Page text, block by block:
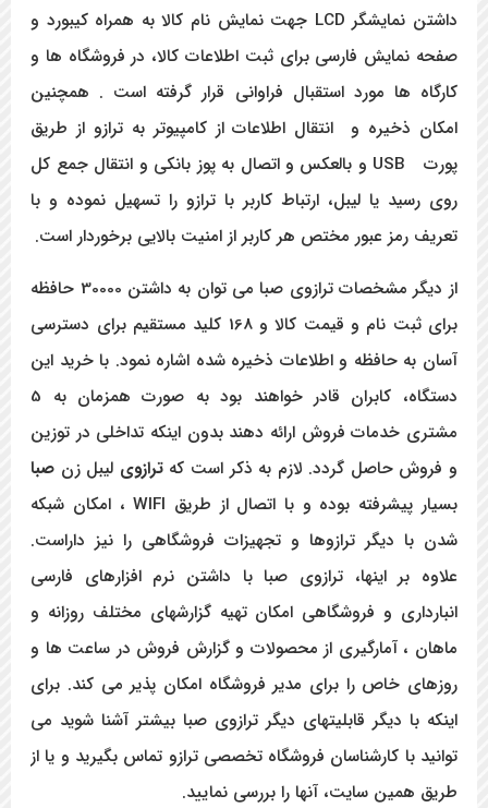
داشتن نمایشگر LCD جهت نمایش نام کالا به همراه کیبورد و
صفحه نمایش فارسی برای ثبت اطلاعات کالا، در فروشگاه ها و
کارگاه ها مورد استقبال فراوانی قرار گرفته است . همچنین
امکان ذخیره و انتقال اطلاعات از کامپیوتر به ترازو از طریق
پورت USB
و بالعکس و اتصال به پوز بانکی و انتقال جمع کل
روی رسید یا لیبل، ارتباط کاربر با ترازو را تسهیل نموده و با
تعریف رمز عبور مختص هر کاربر از امنیت بالایی برخوردار است.
از دیگر مشخصات ترازوی صبا می توان به داشتن 30000 حافظه
برای ثبت نام و قیمت کالا و 168 کلید مستقیم برای دسترسی
آسان به حافظه و اطلاعات ذخیره شده اشاره نمود. با خرید این
دستگاه، کابران قادر خواهند بود به صورت همزمان به 5
مشتری خدمات فروش ارائه دهند بدون اینکه تداخلی در توزین
و فروش حاصل گردد. لازم به ذکر است کهترازوی لیبل زن صبا
بسیار پیشرفته بوده و با اتصال از طریق WIFI ، امکان شبکه
شدن با دیگر ترازوها و تجهیزات فروشگاهی را نیز داراست.
علاوه بر اینها، ترازوی صبا با داشتن نرم ‌افزار­های فارسی
انبارداری و فروشگاهی امکان تهیه گزارشهای مختلف روزانه و
ماهان ، آمارگیری از محصولات و گزارش فروش در ساعت ‌ها و
روزهای خاص را برای مدیر فروشگاه امکان پذیر می کند. برای
اینکه با دیگر قابلیتهای دیگر ترازوی صبا بیشتر آشنا شوید می
توانید با کارشناسان فروشگاه تخصصی ترازو تماس بگیرید و یا از
طریق همین سایت، آنها را بررسی نمایید.